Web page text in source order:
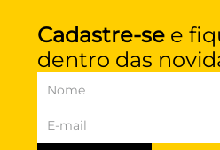
Cadastre-se e
dentro das